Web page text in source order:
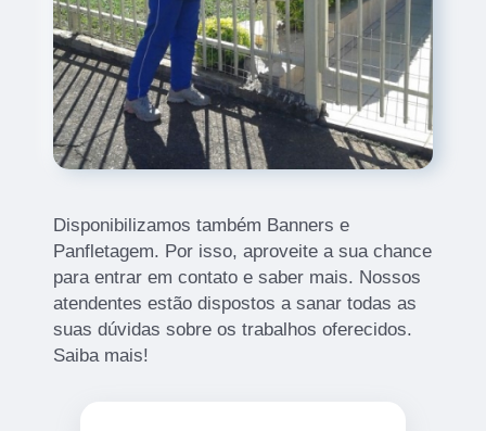
Disponibilizamos também Banners e
Panfletagem. Por isso, aproveite a sua chance
para entrar em contato e saber mais. Nossos
atendentes estão dispostos a sanar todas as
suas dúvidas sobre os trabalhos oferecidos.
Saiba mais!